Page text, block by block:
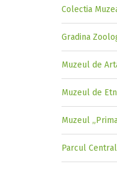
Colectia
Gradina
Muzeul de
Muzeul de
Muzeul
Parcul